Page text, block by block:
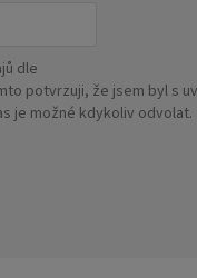
dle
potvrzuji, že jsem byl s
je možné kdykoliv odvolat.